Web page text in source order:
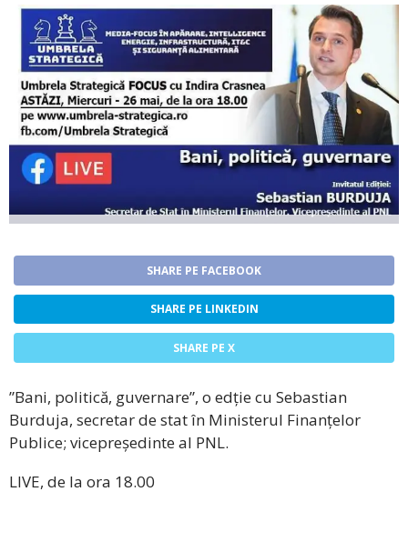
SHARE PE FACEBOOK
SHARE PE LINKEDIN
SHARE PE X
”Bani, politică, guvernare”, o edție cu Sebastian
Burduja, secretar de stat în Ministerul Finanțelor
Publice; vicepreședinte al PNL.
LIVE, de la ora 18.00